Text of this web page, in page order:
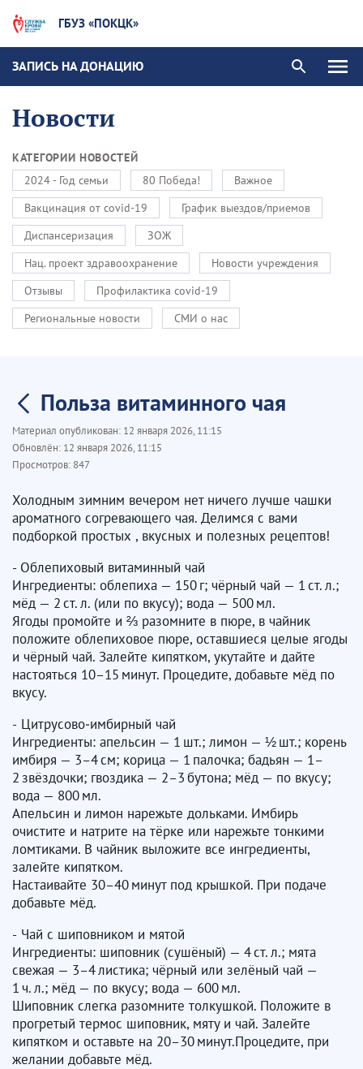
ГБУЗ «ПОКЦК»
ЗАПИСЬ НА ДОНАЦИЮ
Новости
КАТЕГОРИИ НОВОСТЕЙ
2024 - Год семьи
80 Победа!
Важное
Вакцинация от covid-19
График выездов/приемов
Диспансеризация
ЗОЖ
Нац. проект здравоохранение
Новости учреждения
Отзывы
Профилактика covid-19
Региональные новости
СМИ о нас
Польза витаминного чая
Материал опубликован: 12 января 2026, 11:15
Обновлён: 12 января 2026, 11:15
Просмотров: 847
Холодным зимним вечером нет ничего лучше чашки
ароматного согревающего чая. Делимся с вами
подборкой простых , вкусных и полезных рецептов!
- Облепиховый витаминный чай
Ингредиенты: облепиха — 150 г; чёрный чай — 1 ст. л.;
мёд — 2 ст. л. (или по вкусу); вода — 500 мл.
Ягоды промойте и ⅔ разомните в пюре, в чайник
положите облепиховое пюре, оставшиеся целые ягоды
и чёрный чай. Залейте кипятком, укутайте и дайте
настояться 10–15 минут. Процедите, добавьте мёд по
вкусу.
- Цитрусово‑имбирный чай
Ингредиенты: апельсин — 1 шт.; лимон — ½ шт.; корень
имбиря — 3–4 см; корица — 1 палочка; бадьян — 1–
2 звёздочки; гвоздика — 2–3 бутона; мёд — по вкусу;
вода — 800 мл.
Апельсин и лимон нарежьте дольками. Имбирь
очистите и натрите на тёрке или нарежьте тонкими
ломтиками. В чайник выложите все ингредиенты,
залейте кипятком.
Настаивайте 30–40 минут под крышкой. При подаче
добавьте мёд.
- Чай с шиповником и мятой
Ингредиенты: шиповник (сушёный) — 4 ст. л.; мята
свежая — 3–4 листика; чёрный или зелёный чай —
1 ч. л.; мёд — по вкусу; вода — 600 мл.
Шиповник слегка разомните толкушкой. Положите в
прогретый термос шиповник, мяту и чай. Залейте
кипятком и оставьте на 20–30 минут.Процедите, при
желании добавьте мёд.